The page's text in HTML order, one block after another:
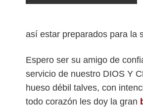
así estar preparados para la
Espero ser su amigo de
servicio de nuestro DIOS Y
hueso débil talves, con
todo corazón les doy la gran